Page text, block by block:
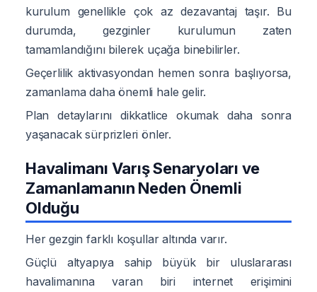
kurulum genellikle çok az dezavantaj taşır. Bu
durumda, gezginler kurulumun zaten
tamamlandığını bilerek uçağa binebilirler.
Geçerlilik aktivasyondan hemen sonra başlıyorsa,
zamanlama daha önemli hale gelir.
Plan detaylarını dikkatlice okumak daha sonra
yaşanacak sürprizleri önler.
Havalimanı Varış Senaryoları ve
Zamanlamanın Neden Önemli
Olduğu
Her gezgin farklı koşullar altında varır.
Güçlü altyapıya sahip büyük bir uluslararası
havalimanına varan biri internet erişimini